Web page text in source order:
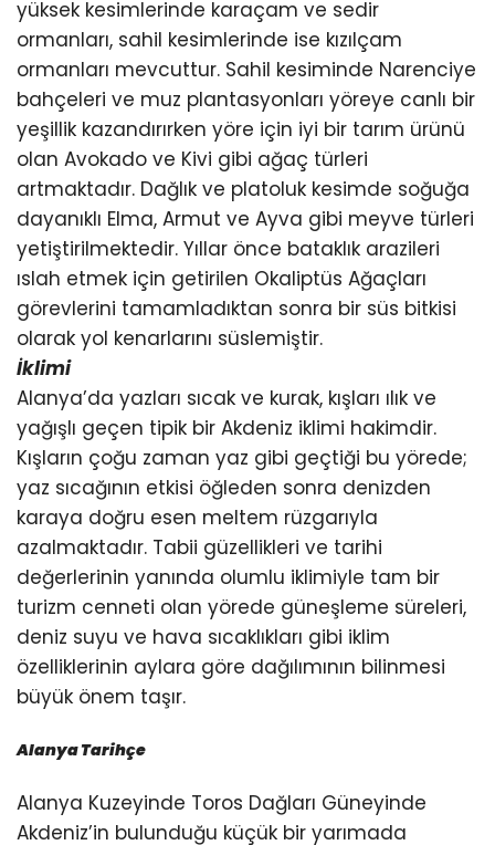
yüksek kesimlerinde karaçam ve sedir
ormanları, sahil kesimlerinde ise kızılçam
ormanları mevcuttur. Sahil kesiminde Narenciye
bahçeleri ve muz plantasyonları yöreye canlı bir
yeşillik kazandırırken yöre için iyi bir tarım ürünü
olan Avokado ve Kivi gibi ağaç türleri
artmaktadır. Dağlık ve platoluk kesimde soğuğa
dayanıklı Elma, Armut ve Ayva gibi meyve türleri
yetiştirilmektedir. Yıllar önce bataklık arazileri
ıslah etmek için getirilen Okaliptüs Ağaçları
görevlerini tamamladıktan sonra bir süs bitkisi
olarak yol kenarlarını süslemiştir.
İklimi
Alanya’da yazları sıcak ve kurak, kışları ılık ve
yağışlı geçen tipik bir Akdeniz iklimi hakimdir.
Kışların çoğu zaman yaz gibi geçtiği bu yörede;
yaz sıcağının etkisi öğleden sonra denizden
karaya doğru esen meltem rüzgarıyla
azalmaktadır. Tabii güzellikleri ve tarihi
değerlerinin yanında olumlu iklimiyle tam bir
turizm cenneti olan yörede güneşleme süreleri,
deniz suyu ve hava sıcaklıkları gibi iklim
özelliklerinin aylara göre dağılımının bilinmesi
büyük önem taşır.
Alanya Tarihçe
Alanya Kuzeyinde Toros Dağları Güneyinde
Akdeniz’in bulunduğu küçük bir yarımada